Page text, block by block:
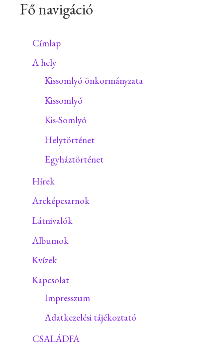
Fő navigáció
Címlap
A hely
Kissomlyó önkormányzata
Kissomlyó
Kis-Somlyó
Helytörténet
Egyháztörténet
Hírek
Arcképcsarnok
Látnivalók
Albumok
Kvízek
Kapcsolat
Impresszum
Adatkezelési tájékoztató
CSALÁDFA